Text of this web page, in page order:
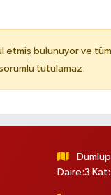
etmiş bulunuyor ve
tutulamaz.
Daire:3